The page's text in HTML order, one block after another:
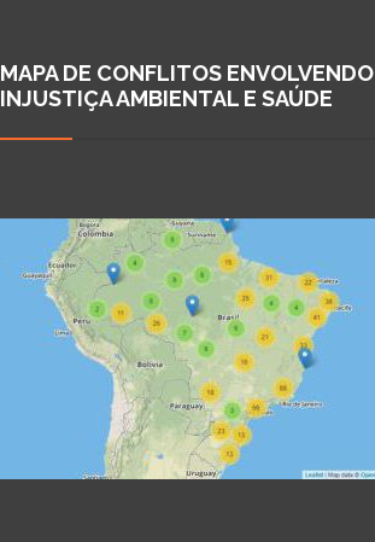
MAPA DE CONFLITOS ENVOLVENDO
INJUSTIÇA AMBIENTAL E SAÚDE